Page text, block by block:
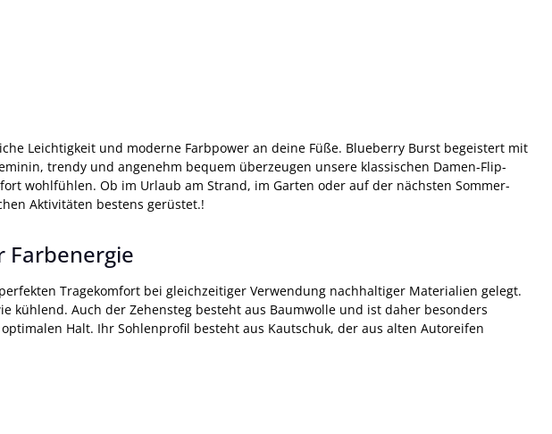
Leichtigkeit und moderne Farbpower an deine Füße. Blueberry Burst begeistert mit
trendy und angenehm bequem überzeugen unsere klassischen Damen-Flip-
wohlfühlen. Ob im Urlaub am Strand, im Garten oder auf der nächsten Sommer-
Aktivitäten bestens gerüstet.!
Farbenergie
Tragekomfort bei gleichzeitiger Verwendung nachhaltiger Materialien gelegt.
kühlend. Auch der Zehensteg besteht aus Baumwolle und ist daher besonders
Halt. Ihr Sohlenprofil besteht aus Kautschuk, der aus alten Autoreifen